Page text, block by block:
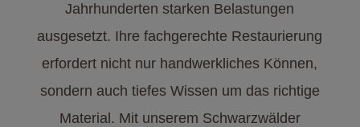
Jahrhunderten starken Belastungen
ausgesetzt. Ihre fachgerechte Restaurierung
erfordert nicht nur handwerkliches Können,
sondern auch tiefes Wissen um das richtige
Material. Mit unserem Schwarzwälder